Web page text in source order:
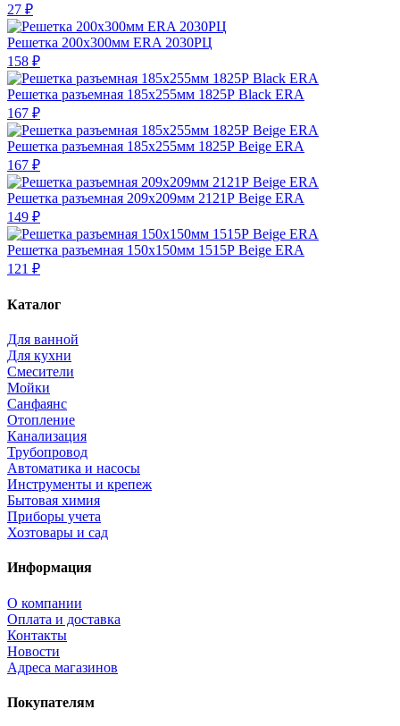
27 ₽
Решетка 200х300мм ERA 2030РЦ
158 ₽
Решетка разъемная 185х255мм 1825Р Black ERA
167 ₽
Решетка разъемная 185х255мм 1825Р Beige ERA
167 ₽
Решетка разъемная 209х209мм 2121Р Beige ERA
149 ₽
Решетка разъемная 150х150мм 1515Р Beige ERA
121 ₽
Каталог
Для ванной
Для кухни
Смесители
Мойки
Санфаянс
Отопление
Канализация
Трубопровод
Автоматика и насосы
Инструменты и крепеж
Бытовая химия
Приборы учета
Хозтовары и сад
Информация
О компании
Оплата и доставка
Контакты
Новости
Адреса магазинов
Покупателям